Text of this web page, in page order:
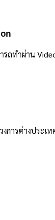
รถทำผ่าน
การต่างประเ